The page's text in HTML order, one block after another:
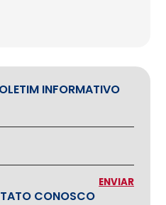
INFORMATIVO
CONOSCO